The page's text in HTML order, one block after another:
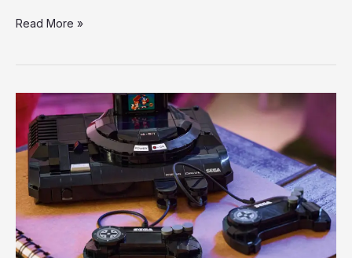
Read More »
Sega
Mega
Drive
ganha
vida
em
versão
LEGO